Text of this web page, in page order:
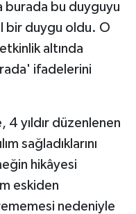
burada bu duyguyu
bir duygu oldu. O
altında
ifadelerini
4 yıldır düzenlenen
sağladıklarını
hikâyesi
eskiden
nedeniyle